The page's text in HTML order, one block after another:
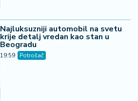
Najluksuzniji automobil na svetu
krije detalj vredan kao stan u
Beogradu
19:59 Potrošač